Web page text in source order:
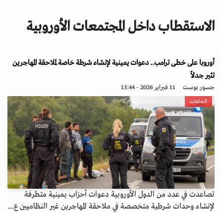
a
o
n
الاستقطاب داخل المجتمعات الأوروبية
أوروبا على خطى ترامب.. دعوات يمينية لإنشاء شرطة خاصة لملاحقة المهاجرين
تثير جدلاً
جسور بوست 11 فبراير 2026 - 13:44
اتجاهات
تصاعدت في عدد من الدول الأوروبية دعوات أحزاب يمينية متطرفة
لإنشاء وحدات شرطية متخصصة في ملاحقة المهاجرين غير النظاميين ع...